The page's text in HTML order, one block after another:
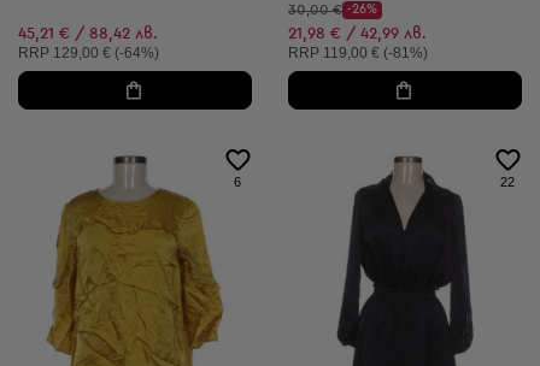
45,21 € / 88,42 лв.
Препоръчителна цена:
RRP 129,00 € (-64%)
Начална цена:
30,00 €
Discount Price:
-26%
Намалена цена:
21,98 € / 42,99 лв.
Препоръчителна цена:
RRP 119,00 € (-81%)
6 22